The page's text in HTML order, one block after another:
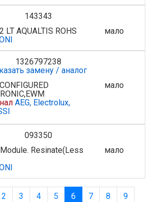
143343
LT AQUALTIS ROHS
мало
1326797238
замену / аналог
AEG, Electrolux,
мало
093350
Resinate(Less
мало
2 3 4 5 6 7 8
9